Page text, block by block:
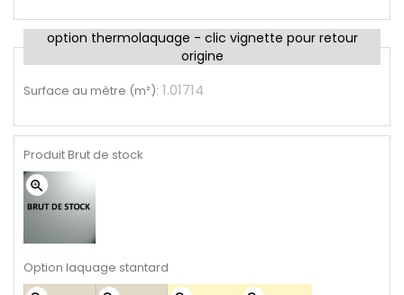
option thermolaquage - clic vignette pour retour
origine
Surface au mètre (m²): 1.01714
Produit Brut de stock
zoom_in
Option laquage stantard